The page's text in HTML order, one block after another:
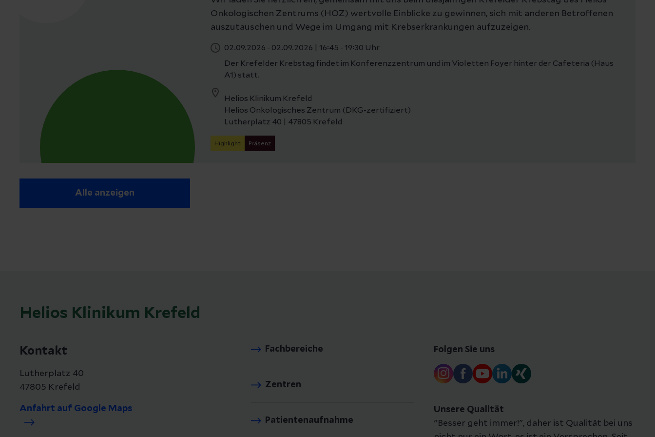
Onkologischen Zentrums (HOZ) wertvolle Einblicke zu gewinnen, sich mit anderen Betroffenen
auszutauschen und Wege im Umgang mit Krebserkrankungen aufzuzeigen.
02.09.2026 - 02.09.2026
16:45 - 19:30 Uhr
Der Krefelder Krebstag findet im Konferenzzentrum und im Violetten Foyer hinter der Cafeteria (Haus
A1) statt.
Helios Klinikum Krefeld
Helios Onkologisches Zentrum (DKG-zertifiziert)
Lutherplatz 40 | 47805 Krefeld
Highlight Präsenz
Alle anzeigen
Helios Klinikum Krefeld
Kontakt
Lutherplatz 40
47805 Krefeld
Anfahrt auf Google Maps
Fachbereiche
Zentren
Patientenaufnahme
Folgen Sie uns
Unsere Qualität
"Besser geht immer!", daher ist Qualität bei uns